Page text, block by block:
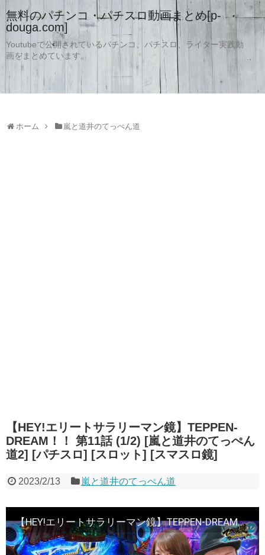
無料のパチンコ・パチスロ動画まとめ[p-
douga.com]
Youtubeで公開されているパチンコ、パチスロ、ライター実践動
画をまとめています。
ホーム 嵐と道井のてっぺん道
【HEY!エリートサラリーマン鏡】TEPPEN-
DREAM！！ 第11話 (1/2) [嵐と道井のてっぺん
道2] [パチスロ] [スロット] [スマスロ鏡]
2023/2/13 嵐と道井のてっぺん道
【HEY!エリートサラリーマン鏡】TEPPEN-DREAM！！ 第11話 (1/2) [嵐と道井のてっぺん道2] [パチスロ] [スロット] [スマスロ鏡]